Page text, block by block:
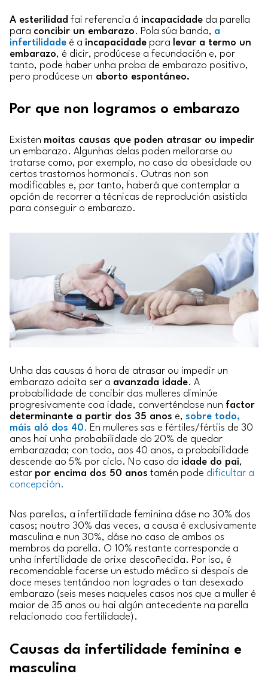
A esterilidad fai referencia á incapacidade da parella
para concibir un embarazo. Pola súa banda, a
infertilidade é a incapacidade para levar a termo un
embarazo, é dicir, prodúcese a fecundación e, por
tanto, pode haber unha proba de embarazo positivo,
pero prodúcese un aborto espontáneo.
Por que non logramos o embarazo
Existen moitas causas que poden atrasar ou impedir
un embarazo. Algunhas delas poden mellorarse ou
tratarse como, por exemplo, no caso da obesidade ou
certos trastornos hormonais. Outras non son
modificables e, por tanto, haberá que contemplar a
opción de recorrer a técnicas de reprodución asistida
para conseguir o embarazo.
Unha das causas á hora de atrasar ou impedir un
embarazo adoita ser a avanzada idade. A
probabilidade de concibir das mulleres diminúe
progresivamente coa idade, converténdose nun factor
determinante a partir dos 35 anos e, sobre todo,
máis aló dos 40. En mulleres sas e fértiles/fértiis de 30
anos hai unha probabilidade do 20% de quedar
embarazada; con todo, aos 40 anos, a probabilidade
descende ao 5% por ciclo. No caso da idade do pai,
estar por encima dos 50 anos tamén pode dificultar a
concepción.
Nas parellas, a infertilidade feminina dáse no 30% dos
casos; noutro 30% das veces, a causa é exclusivamente
masculina e nun 30%, dáse no caso de ambos os
membros da parella. O 10% restante corresponde a
unha infertilidade de orixe descoñecida. Por iso, é
recomendable facerse un estudo médico si despois de
doce meses tentándoo non logrades o tan desexado
embarazo (seis meses naqueles casos nos que a muller é
maior de 35 anos ou hai algún antecedente na parella
relacionado coa fertilidade).
Causas da infertilidade feminina e
masculina